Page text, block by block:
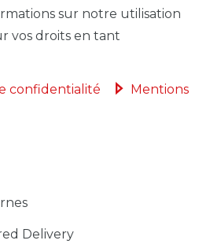
sur notre utilisation
vos droits en tant
confidentialité
Mentions
Delivery